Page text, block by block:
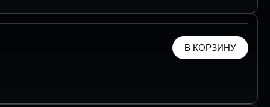
В КОРЗИНУ